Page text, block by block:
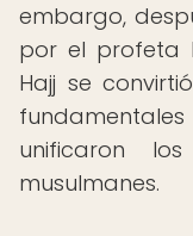
embargo,
por el profeta
Hajj se
unificaron
musulmanes.